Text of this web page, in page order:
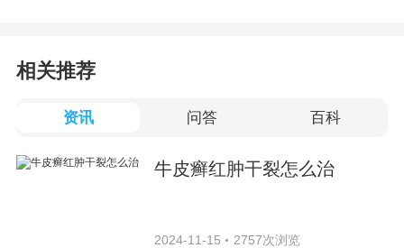
相关推荐
资讯 问答 百科
牛皮癣红肿干裂怎么治
2024-11-15 2757次浏览